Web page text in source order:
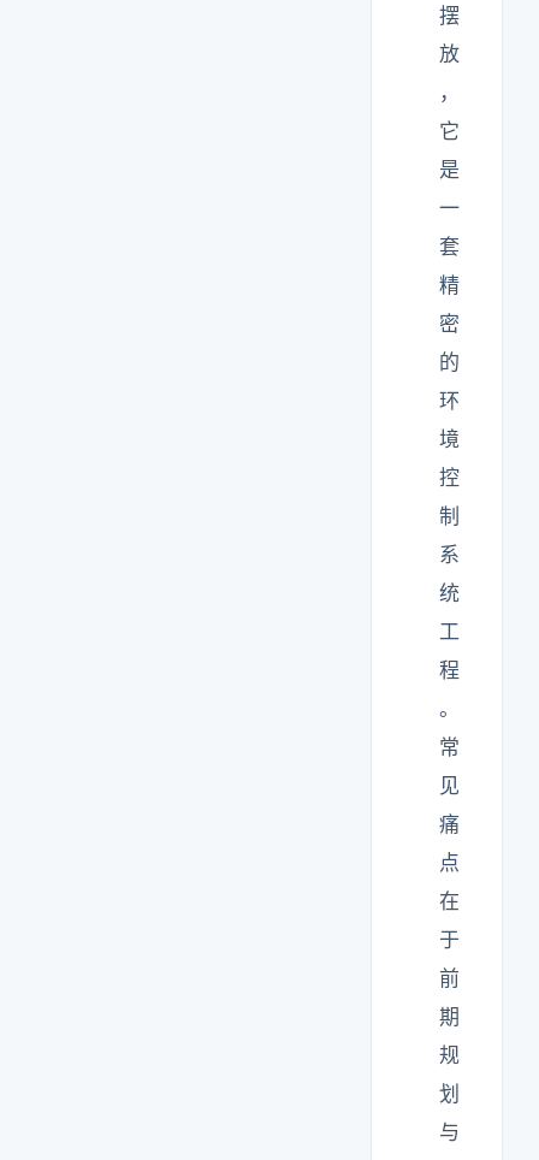
摆
放
，
它
是
一
套
精
密
的
环
境
控
制
系
统
工
程
。
常
见
痛
点
在
于
前
期
规
划
与